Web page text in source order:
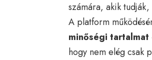
számára, akik
A platform
minőségi
hogy nem elég csak